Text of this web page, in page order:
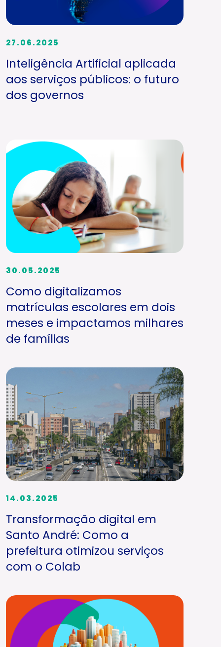
27.06.2025
Inteligência Artificial aplicada
aos serviços públicos: o futuro
dos governos
30.05.2025
Como digitalizamos
matrículas escolares em dois
meses e impactamos milhares
de famílias
14.03.2025
Transformação digital em
Santo André: Como a
prefeitura otimizou serviços
com o Colab